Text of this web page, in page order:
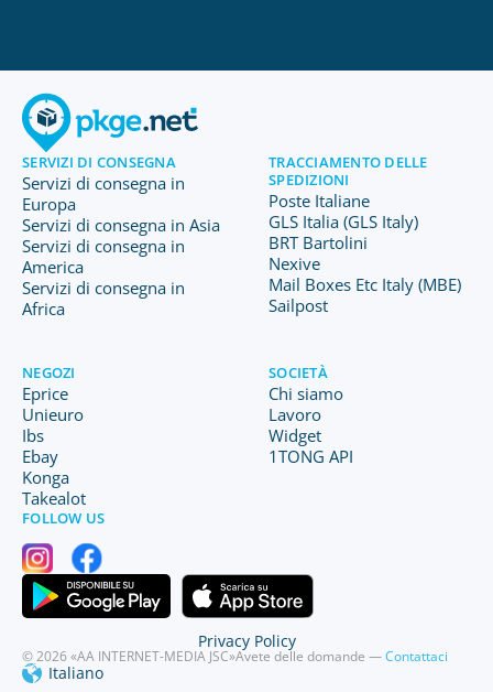
SERVIZI DI CONSEGNA
Servizi di consegna in
Europa
Servizi di consegna in Asia
Servizi di consegna in
America
Servizi di consegna in
Africa
TRACCIAMENTO DELLE
SPEDIZIONI
Poste Italiane
GLS Italia (GLS Italy)
BRT Bartolini
Nexive
Mail Boxes Etc Italy (MBE)
Sailpost
NEGOZI
Eprice
Unieuro
Ibs
Ebay
Konga
Takealot
SOCIETÀ
Chi siamo
Lavoro
Widget
1TONG API
FOLLOW US
© 2026 «AA INTERNET-MEDIA JSC»Avete delle domande —Contattaci
Italiano
Privacy Policy